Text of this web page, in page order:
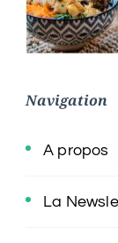
Navigation
A propos
La